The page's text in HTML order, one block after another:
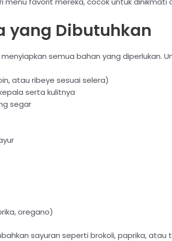
yang Dibutuhkan
semua bahan yang diperlukan.
atau ribeye sesuai selera)
serta kulitnya
segar
oregano)
sayuran seperti brokoli, paprika,